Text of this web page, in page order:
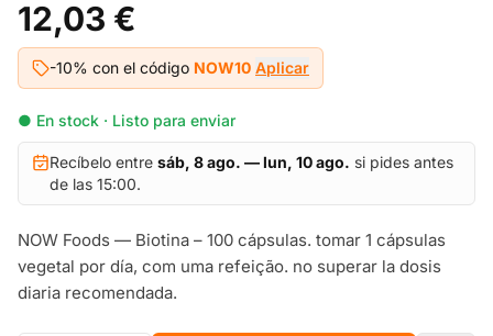
12,03 €
-10% con el código NOW10 Aplicar
● En stock · Listo para enviar
Recíbelo entre sáb, 8 ago. — lun, 10 ago. si pides antes
de las 15:00.
NOW Foods — Biotina – 100 cápsulas. tomar 1 cápsulas
vegetal por día, com uma refeição. no superar la dosis
diaria recomendada.